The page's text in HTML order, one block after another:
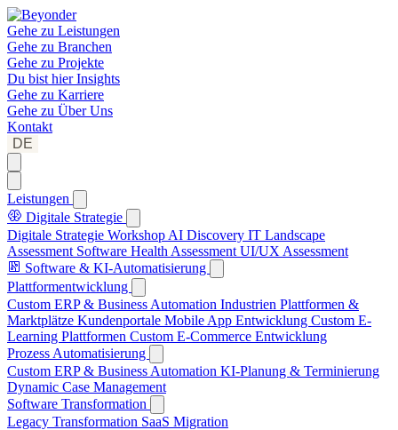
Gehe zu Leistungen
Gehe zu Branchen
Gehe zu Projekte
Du bist hierInsights
Gehe zu Karriere
Gehe zu Über Uns
Kontakt
DE
Leistungen
Digitale Strategie
Digitale Strategie Workshop AI Discovery IT Landscape
Assessment Software Health Assessment UI/UX Assessment
Software & KI-Automatisierung
Plattformentwicklung
Custom ERP & Business Automation Industrien Plattformen &
Marktplätze Kundenportale Mobile App Entwicklung Custom E-
Learning Plattformen Custom E-Commerce Entwicklung
Prozess Automatisierung
Custom ERP & Business Automation KI-Planung & Terminierung
Dynamic Case Management
Software Transformation
Legacy Transformation SaaS Migration